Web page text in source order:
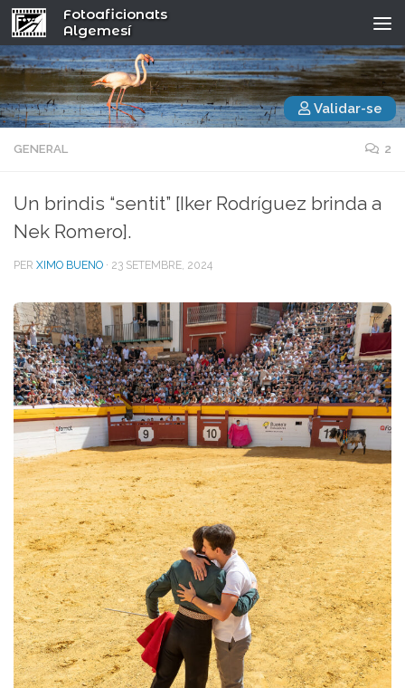
Fotoaficionats
Algemesí
Validar-se
GENERAL 2
Un brindis “sentit” [Iker Rodríguez brinda a
Nek Romero].
PER XIMO BUENO · 23 SETEMBRE, 2024